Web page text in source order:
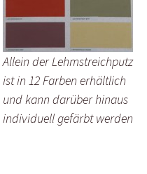
Allein der Lehmstreichputz
ist in 12 Farben erhältlich
und kann darüber hinaus
individuell gefärbt werden